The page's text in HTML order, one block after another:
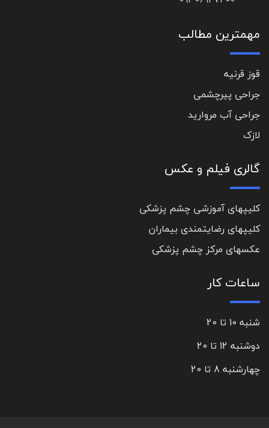
مهمترین مطالب
قوز قرنیه
جراحی پیرچشمی
جراحی آب مروارید
لازک
گالری فیلم و عکس
کلیپهای آموزشی چشم پزشکی
کلیپهای رضایتمندی بیماران
عکسهای مرکز چشم پزشکی
ساعات کار
شنبه 10 تا 20
دوشنبه 12 تا 20
چهارشنبه 8 تا 20